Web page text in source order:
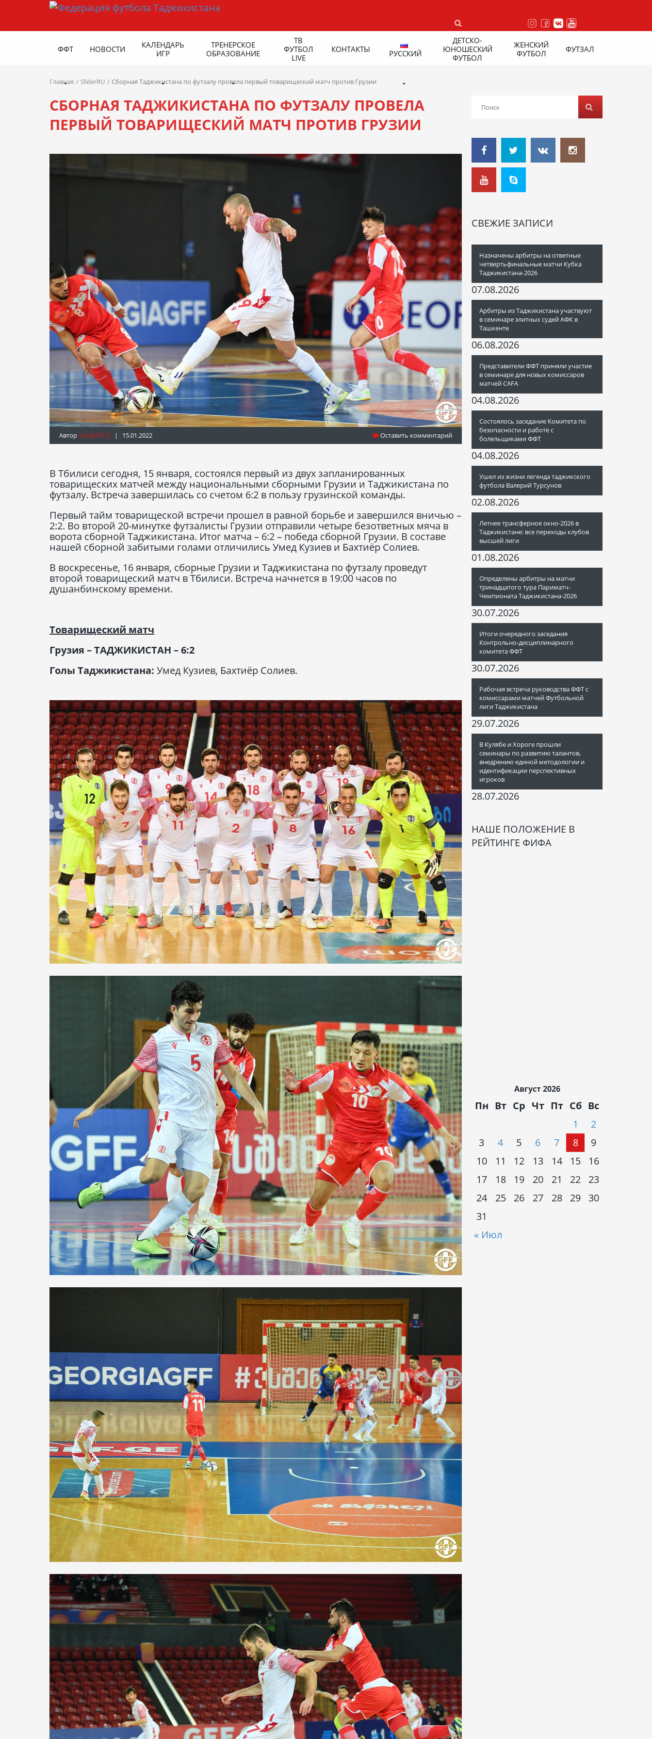
ФФТ НОВОСТИ
КАЛЕНДАРЬ
ИГР
ТРЕНЕРСКОЕ
ОБРАЗОВАНИЕ
ТВ
ФУТБОЛ
LIVE
КОНТАКТЫ РУССКИЙ
ДЕТСКО-
ЮНОШЕСКИЙ
ФУТБОЛ
ЖЕНСКИЙ
ФУТБОЛ
ФУТЗАЛ
Главная SliderRU Сборная Таджикистана по футзалу провела первый товарищеский матч против Грузии
СБОРНАЯ ТАДЖИКИСТАНА ПО ФУТЗАЛУ ПРОВЕЛА
ПЕРВЫЙ ТОВАРИЩЕСКИЙ МАТЧ ПРОТИВ ГРУЗИИ
Автор Info@fft.tj | 15.01.2022 Оставить комментарий
В Тбилиси сегодня, 15 января, состоялся первый из двух запланированных
товарищеских матчей между национальными сборными Грузии и Таджикистана по
футзалу. Встреча завершилась со счетом 6:2 в пользу грузинской команды.
Первый тайм товарищеской встречи прошел в равной борьбе и завершился вничью –
2:2. Во второй 20-минутке футзалисты Грузии отправили четыре безответных мяча в
ворота сборной Таджикистана. Итог матча – 6:2 – победа сборной Грузии. В составе
нашей сборной забитыми голами отличились Умед Кузиев и Бахтиёр Солиев.
В воскресенье, 16 января, сборные Грузии и Таджикистана по футзалу проведут
второй товарищеский матч в Тбилиси. Встреча начнется в 19:00 часов по
душанбинскому времени.
Товарищеский матч
Грузия – ТАДЖИКИСТАН – 6:2
Голы Таджикистана: Умед Кузиев, Бахтиёр Солиев.
СВЕЖИЕ ЗАПИСИ
Назначены арбитры на ответные
четвертьфинальные матчи Кубка
Таджикистана-2026
07.08.2026
Арбитры из Таджикистана участвуют
в семинаре элитных судей АФК в
Ташкенте
06.08.2026
Представители ФФТ приняли участие
в семинаре для новых комиссаров
матчей CAFA
04.08.2026
Состоялось заседание Комитета по
безопасности и работе с
болельщиками ФФТ
04.08.2026
Ушел из жизни легенда таджикского
футбола Валерий Турсунов
02.08.2026
Летнее трансферное окно-2026 в
Таджикистане: все переходы клубов
высшей лиги
01.08.2026
Определены арбитры на матчи
тринадцатого тура Париматч-
Чемпионата Таджикистана-2026
30.07.2026
Итоги очередного заседания
Контрольно-дисциплинарного
комитета ФФТ
30.07.2026
Рабочая встреча руководства ФФТ с
комиссарами матчей Футбольной
лиги Таджикистана
29.07.2026
В Кулябе и Хороге прошли
семинары по развитию талантов,
внедрению единой методологии и
идентификации перспективных
игроков
28.07.2026
НАШЕ ПОЛОЖЕНИЕ В
РЕЙТИНГЕ ФИФА
Август 2026
Пн Вт Ср Чт Пт Сб Вс
« Июл
1
2
3
4 5 6 7 8
9
10
11 12 13 14 15
16
17
18 19 20 21 22
23
24
25 26 27 28 29
30
31